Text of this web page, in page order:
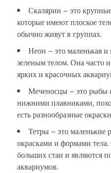
Скалярии – это
которые имеют плоское
обычно живут в группах.
Неон – это маленькая
зеленым телом. Она часто
ярких и красочных
Меченосцы – это рыбы
нижними плавниками,
есть разнообразные
Тетры – это
окрасками и формами
больших стаи и являются
аквариумов.